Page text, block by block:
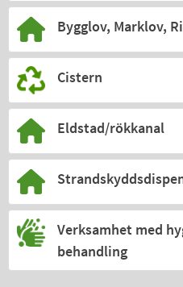
Bygglov, Marklov,
Cistern
Eldstad/rökkanal
Verksamhet med
behandling